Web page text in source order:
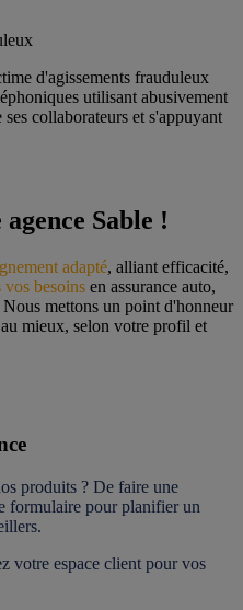
d'agissements frauduleux
utilisant abusivement
collaborateurs et s'appuyant
Sable !
adapté, alliant efficacité,
vos besoins en assurance auto,
mettons un point d'honneur
mieux, selon votre profil et
produits ? De faire une
formulaire pour planifier un
votre espace client pour vos